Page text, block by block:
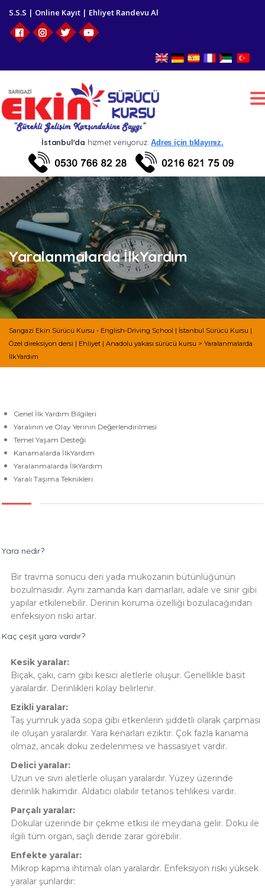
S.S.S | Online Kayıt | Ehliyet Randevu Al
İstanbul'da hizmet veriyoruz.Adres için tıklayınız.
Yaralanmalarda İlkYardım
Sarıgazi Ekin Sürücü Kursu - English-Driving School | İstanbul Sürücü Kursu |
Özel direksiyon dersi | Ehliyet | Anadolu yakası sürücü kursu > Yaralanmalarda
İlkYardım
Genel İlk Yardım Bilgileri
Yaralının ve Olay Yerinin Değerlendirilmesi
Temel Yaşam Desteği
Kanamalarda İlkYardım
Yaralanmalarda İlkYardım
Yaralı Taşıma Teknikleri
Yara nedir?
Bir travma sonucu deri yada mukozanın bütünlüğünün
bozulmasıdır. Aynı zamanda kan damarları, adale ve sinir gibi
yapılar etkilenebilir. Derinin koruma özelliği bozulacağından
enfeksiyon riski artar.
Kaç çeşit yara vardır?
Kesik yaralar:
Bıçak, çakı, cam gibi kesici aletlerle oluşur. Genellikle basit
yaralardır. Derinlikleri kolay belirlenir.
Ezikli yaralar:
Taş yumruk yada sopa gibi etkenlerin şiddetli olarak çarpması
ile oluşan yaralardır. Yara kenarları eziktir. Çok fazla kanama
olmaz, ancak doku zedelenmesi ve hassasiyet vardır.
Delici yaralar:
Uzun ve sivri aletlerle oluşan yaralardır. Yüzey üzerinde
derinlik hakimdir. Aldatıcı olabilir tetanos tehlikesi vardır.
Parçalı yaralar:
Dokular üzerinde bir çekme etkisi ile meydana gelir. Doku ile
ilgili tüm organ, saçlı deride zarar görebilir.
Enfekte yaralar:
Mikrop kapma ihtimali olan yaralardır. Enfeksiyon riski yüksek
yaralar şunlardır: